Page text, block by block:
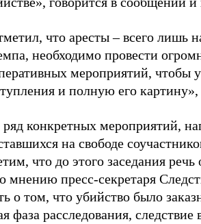
что аресты–всего лишь
необходимо провести
мероприятий, чтобы
и полную его картину»,
конкретных мероприятий,
на свободе
что до этого заседания речь
мнению пресс-секретаря
о том, что убийство было
фаза расследования, следствие